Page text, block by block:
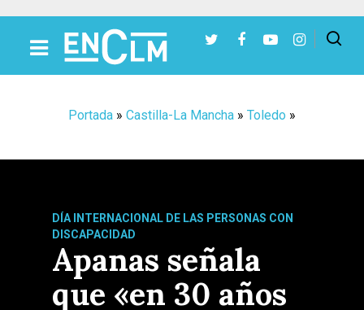
Portada » Castilla-La Mancha » Toledo »
DÍA INTERNACIONAL DE LAS PERSONAS CON
DISCAPACIDAD
Apanas señala
que «en 30 años